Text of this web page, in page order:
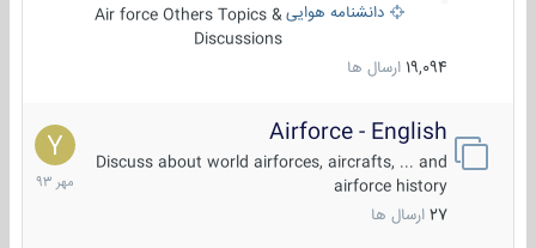
دانشنامه هواییAir force Others Topics &
Discussions
19,094 ارسال ها
Airforce - English
Discuss about world airforces, aircrafts, ... and
airforce history
27 ارسال ها
15
مهر
1393